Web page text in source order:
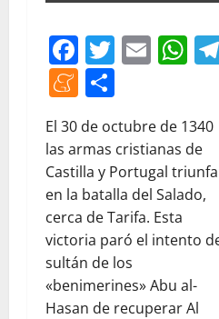
Facebook
Twitter
Meneame
El 30 de octubre de 1340
las armas cristianas de
Castilla y Portugal
en la batalla del Salado,
cerca de Tarifa. Esta
victoria paró el intento
sultán de los
«benimerines» Abu al-
Hasan de recuperar Al